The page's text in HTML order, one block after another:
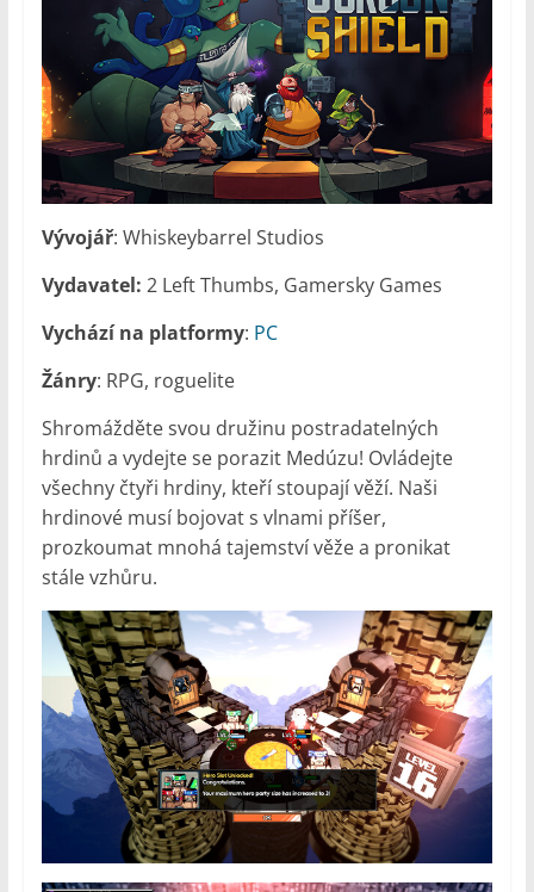
Vývojář: Whiskeybarrel Studios
Vydavatel: 2 Left Thumbs, Gamersky Games
Vychází na platformy: PC
Žánry: RPG, roguelite
Shromážděte svou družinu postradatelných
hrdinů a vydejte se porazit Medúzu! Ovládejte
všechny čtyři hrdiny, kteří stoupají věží. Naši
hrdinové musí bojovat s vlnami příšer,
prozkoumat mnohá tajemství věže a pronikat
stále vzhůru.